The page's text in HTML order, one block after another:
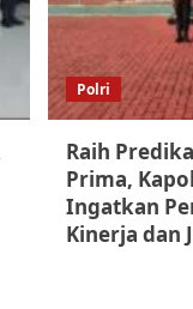
Polri
Raih
Prima,
Ingatkan
Kinerja dan